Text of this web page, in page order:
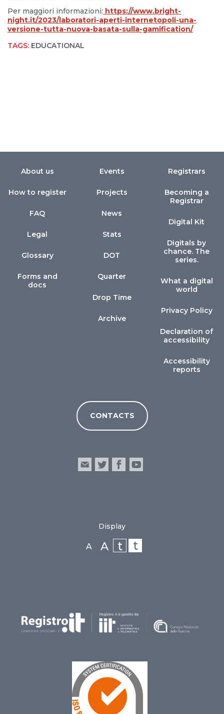
Per maggiori informazioni: https://www.bright-
night.it/2023/laboratori-aperti-internetopoli-una-
versione-tutta-nuova-basata-sulla-gamification/
TAGS: EDUCATIONAL
About us
How to register
FAQ
Legal
Glossary
Forms and
docs
Events
Projects
News
Stats
DOT
Quarter
Drop Time
Archive
Registrars
Becoming a
Registrar
Digital Kit
Digitals by
chance. The
series.
What a digital
world
Privacy Policy
Declaration of
accessibility
Accessibility
reports
CONTACTS
Display
A A t t